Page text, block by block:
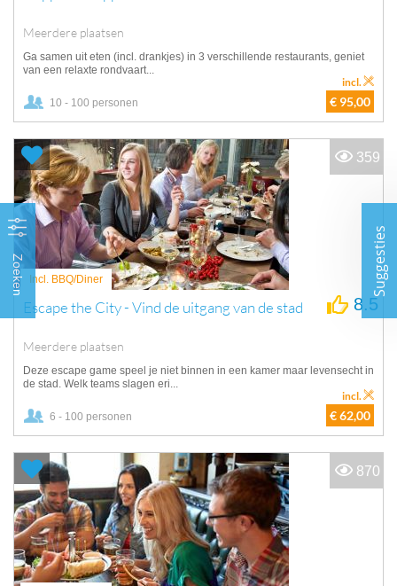
Zoeken
Meerdere plaatsen
Ga samen uit eten (incl. drankjes) in 3 verschillende restaurants, geniet
van een relaxte rondvaart...
10 - 100 personen € 95,00
incl.
Incl. BBQ/Diner
Escape the City - Vind de uitgang van de stad
Meerdere plaatsen
8.5
Deze escape game speel je niet binnen in een kamer maar levensecht in
de stad. Welk teams slagen eri...
6 - 100 personen € 62,00
incl.
359
870
Suggesties